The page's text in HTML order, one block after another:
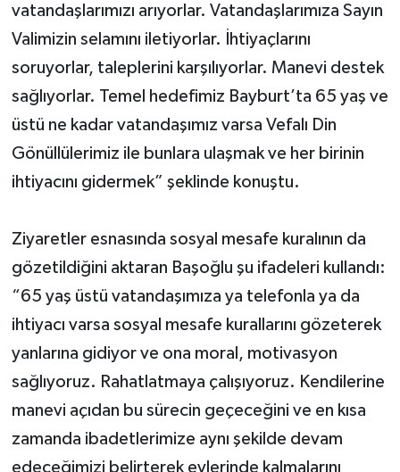
vatandaşlarımızı arıyorlar. Vatandaşlarımıza Sayın
Valimizin selamını iletiyorlar. İhtiyaçlarını
soruyorlar, taleplerini karşılıyorlar. Manevi destek
sağlıyorlar. Temel hedefimiz Bayburt’ta 65 yaş ve
üstü ne kadar vatandaşımız varsa Vefalı Din
Gönüllülerimiz ile bunlara ulaşmak ve her birinin
ihtiyacını gidermek” şeklinde konuştu.
Ziyaretler esnasında sosyal mesafe kuralının da
gözetildiğini aktaran Başoğlu şu ifadeleri kullandı:
“65 yaş üstü vatandaşımıza ya telefonla ya da
ihtiyacı varsa sosyal mesafe kurallarını gözeterek
yanlarına gidiyor ve ona moral, motivasyon
sağlıyoruz. Rahatlatmaya çalışıyoruz. Kendilerine
manevi açıdan bu sürecin geçeceğini ve en kısa
zamanda ibadetlerimize aynı şekilde devam
edeceğimizi belirterek evlerinde kalmalarını